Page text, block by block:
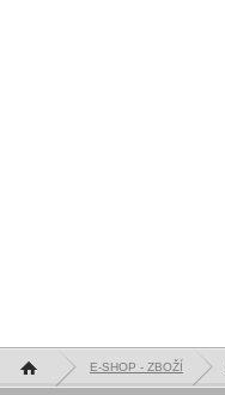
Hlavní stránka E-SHOP - ZBOŽÍ